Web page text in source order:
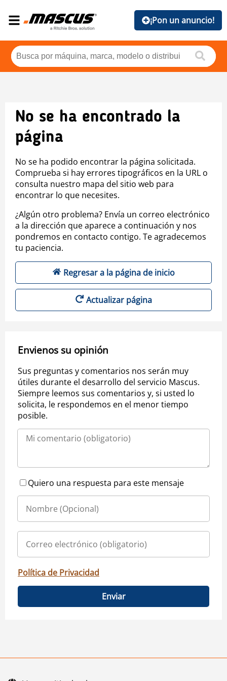
¡Pon un anuncio!
No se ha encontrado la
página
No se ha podido encontrar la página solicitada.
Comprueba si hay errores tipográficos en la URL o
consulta nuestro mapa del sitio web para
encontrar lo que necesites.
¿Algún otro problema? Envía un correo electrónico
a la dirección que aparece a continuación y nos
pondremos en contacto contigo. Te agradecemos
tu paciencia.
Regresar a la página de inicio
Actualizar página
Envienos su opinión
Sus preguntas y comentarios nos serán muy
útiles durante el desarrollo del servicio Mascus.
Siempre leemos sus comentarios y, si usted lo
solicita, le respondemos en el menor tiempo
posible.
Quiero una respuesta para este mensaje
Política de Privacidad
Enviar